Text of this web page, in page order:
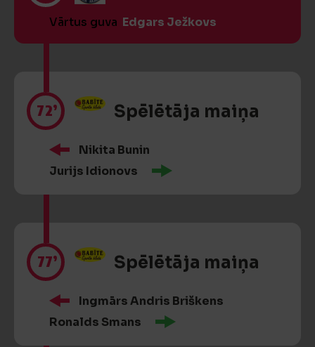
Vārtus guva Edgars Ježkovs
72’ Spēlētāja maiņa
Nikita Bunin
Jurijs Idionovs
77’ Spēlētāja maiņa
Ingmārs Andris Briškens
Ronalds Smans